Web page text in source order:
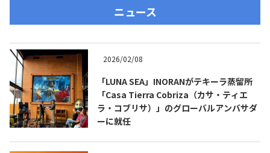
ニュース
2026/02/08
「LUNA SEA」INORANがテキーラ蒸留所
「Casa Tierra Cobriza（カサ・ティエ
ラ・コブリサ）」のグローバルアンバサダ
ーに就任